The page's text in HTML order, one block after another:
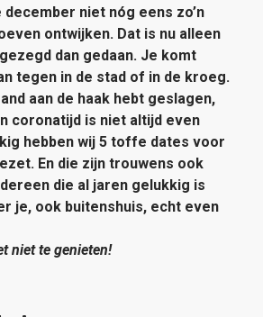
december niet nóg eens zo’n
ontwijken. Dat is nu alleen
dan gedaan. Je komt
tegen in de stad of in de kroeg.
aan de haak hebt geslagen,
coronatijd is niet altijd even
hebben wij 5 toffe dates voor
En die zijn trouwens ook
die al jaren gelukkig is
je, ook buitenshuis, echt even
niet te genieten!